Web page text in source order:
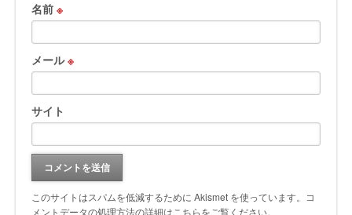
名前 ※
メール※
サイト
このサイトはスパムを低減するために Akismet を使っています。 コ
メントデータの処理方法の詳細はこちらをご覧ください。